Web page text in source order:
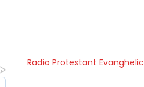
Radio Protestant Evanghelic